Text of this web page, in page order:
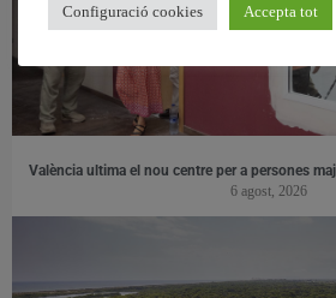
València ultima el nou centre per a persones
6 agost, 2026
Configuració cookies Accepta tot